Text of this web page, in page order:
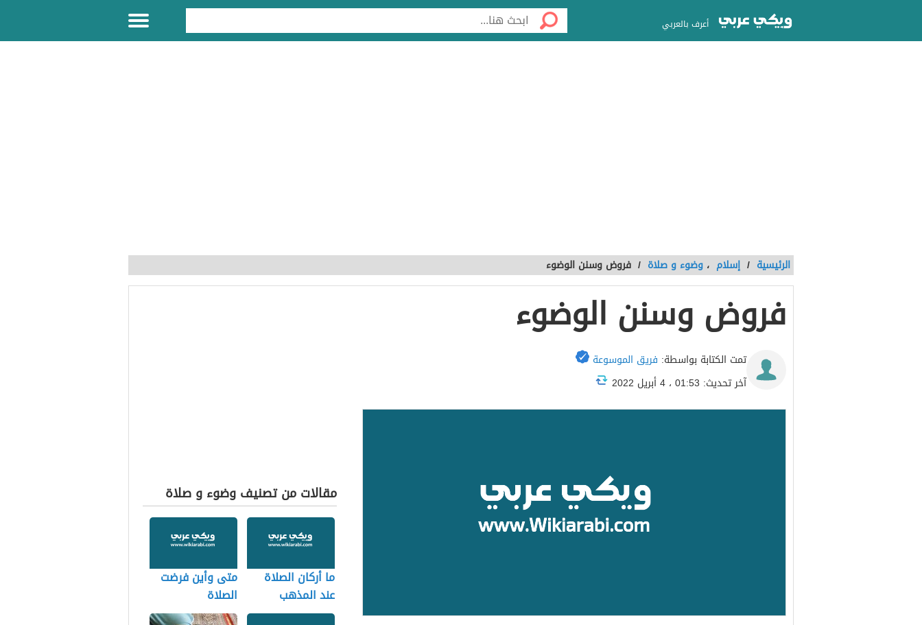
أعرف بالعربي
الرئيسية / إسلام ، وضوء و صلاة / فروض وسنن الوضوء
فروض وسنن الوضوء
تمت الكتابة بواسطة: فريق الموسوعة
آخر تحديث: 01:53 ، 4 أبريل 2022
مقالات من تصنيف وضوء و صلاة
ما أركان الصلاة
عند المذهب
المالكي
متى وأين فرضت
الصلاة